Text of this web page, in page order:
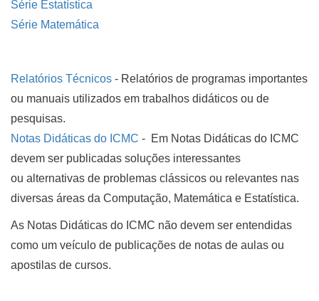
Série Estatística
Série Matemática
Relatórios Técnicos - Relatórios de programas importantes
ou manuais utilizados em trabalhos didáticos ou de
pesquisas.
Notas Didáticas do ICMC - Em Notas Didáticas do ICMC
devem ser publicadas soluções interessantes
ou alternativas de problemas clássicos ou relevantes nas
diversas áreas da Computação, Matemática e Estatística.
As Notas Didáticas do ICMC não devem ser entendidas
como um veículo de publicações de notas de aulas ou
apostilas de cursos.